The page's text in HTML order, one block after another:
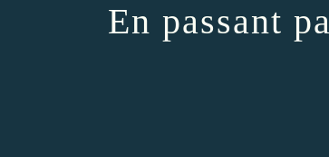
En passant